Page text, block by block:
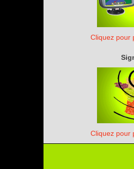
Cliquez pour
Cliquez pour